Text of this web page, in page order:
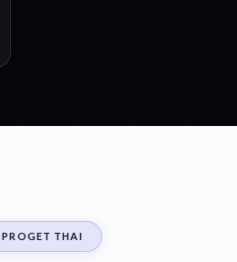
THAI